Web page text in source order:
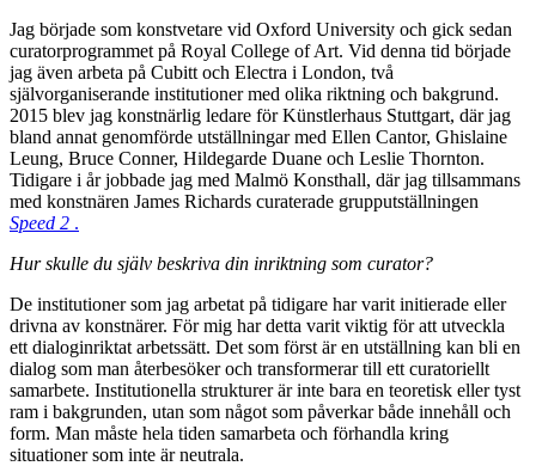
Jag började som konstvetare vid Oxford University och gick sedan
curatorprogrammet på Royal College of Art. Vid denna tid började
jag även arbeta på Cubitt och Electra i London, två
självorganiserande institutioner med olika riktning och bakgrund.
2015 blev jag konstnärlig ledare för Künstlerhaus Stuttgart, där jag
bland annat genomförde utställningar med Ellen Cantor, Ghislaine
Leung, Bruce Conner, Hildegarde Duane och Leslie Thornton.
Tidigare i år jobbade jag med Malmö Konsthall, där jag tillsammans
med konstnären James Richards curaterade grupputställningen
Speed 2 .
Hur skulle du själv beskriva din inriktning som curator?
De institutioner som jag arbetat på tidigare har varit initierade eller
drivna av konstnärer. För mig har detta varit viktig för att utveckla
ett dialoginriktat arbetssätt. Det som först är en utställning kan bli en
dialog som man återbesöker och transformerar till ett curatoriellt
samarbete. Institutionella strukturer är inte bara en teoretisk eller tyst
ram i bakgrunden, utan som något som påverkar både innehåll och
form. Man måste hela tiden samarbeta och förhandla kring
situationer som inte är neutrala.